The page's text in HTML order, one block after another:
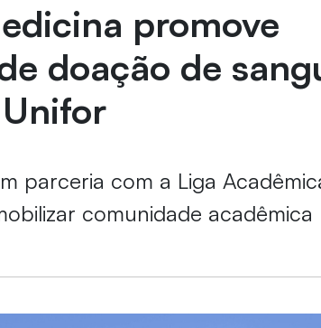
promove
doação de
parceria com a Liga
comunidade acadêmica